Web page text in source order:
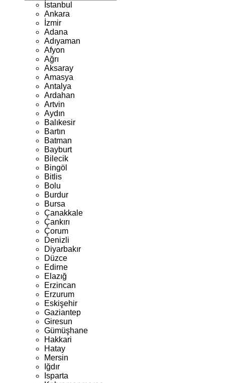
İstanbul
Ankara
İzmir
Adana
Adıyaman
Afyon
Ağrı
Aksaray
Amasya
Antalya
Ardahan
Artvin
Aydın
Balıkesir
Bartın
Batman
Bayburt
Bilecik
Bingöl
Bitlis
Bolu
Burdur
Bursa
Çanakkale
Çankırı
Çorum
Denizli
Diyarbakır
Düzce
Edirne
Elazığ
Erzincan
Erzurum
Eskişehir
Gaziantep
Giresun
Gümüşhane
Hakkari
Hatay
Mersin
Iğdır
Isparta